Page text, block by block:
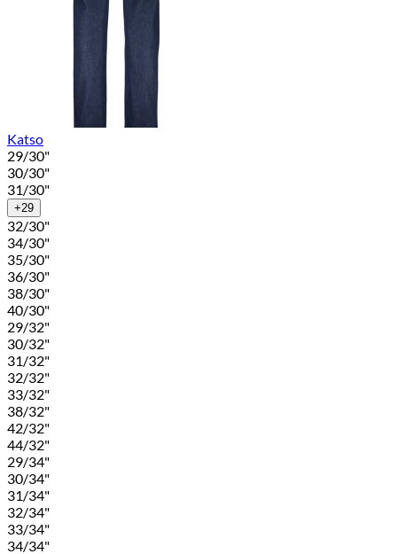
Katso
29/30"
30/30"
31/30"
+29
32/30"
34/30"
35/30"
36/30"
38/30"
40/30"
29/32"
30/32"
31/32"
32/32"
33/32"
38/32"
42/32"
44/32"
29/34"
30/34"
31/34"
32/34"
33/34"
34/34"